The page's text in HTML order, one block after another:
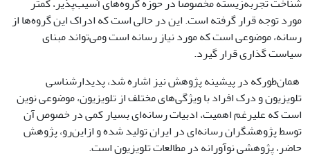
مورد توجه قرار گرفته است. این در حالی است که ادراک این گروه‌ها از
رسانه، موضوعی است که مورد نیاز رسانه است ومی‌تواند مبنای
سیاست گذاری قرار گیرد.
همان‌طور‌که در پیشینه پژوهش نیز اشاره شد، پدیدارشناسی
تلویزیون و درک افراد با ویژگی‌های مختلف از تلویزیون، موضوعی نوین
است که علیرغم اهمیت، ادبیات رسانه‌ای بسیار کمی در خصوص آن
توسط پژوهشگران رسانه‌ای در ایران تولید شده و از‌این‌رو، پژوهش
حاضر، پژوهشی نوآورانه در مطالعات تلویزیون است.